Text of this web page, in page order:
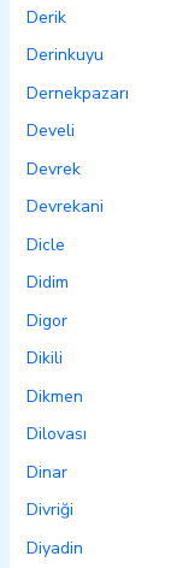
Derik
Derinkuyu
Dernekpazarı
Develi
Devrek
Devrekani
Dicle
Didim
Digor
Dikili
Dikmen
Dilovası
Dinar
Divriği
Diyadin